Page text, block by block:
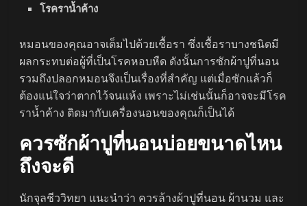
โรคราน้ำค้าง
หมอนของคุณอาจเต็มไปด้วยเชื้อรา ซึ่งเชื้อราบางชนิดมี
ผลกระทบต่อผู้ที่เป็นโรคหอบหืด ดังนั้นการซักผ้าปูที่นอน
รวมถึงปลอกหมอนจึงเป็นเรื่องที่สำคัญ แต่เมื่อซักแล้วก็
ต้องแน่ใจว่าตากไว้จนแห้ง เพราะไม่เช่นนั้นก็อาจจะมีโรค
ราน้ำค้าง ติดมากับเครื่องนอนของคุณก็เป็นได้
ควรซักผ้าปูที่นอนบ่อยขนาดไหน
ถึงจะดี
นักจุลชีววิทยา แนะนำว่า ควรล้างผ้าปูที่นอน ผ้านวม และ